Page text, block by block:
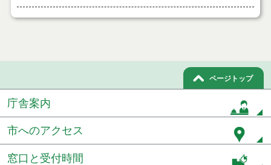
ページトップ
庁舎案内
市へのアクセス
窓口と受付時間